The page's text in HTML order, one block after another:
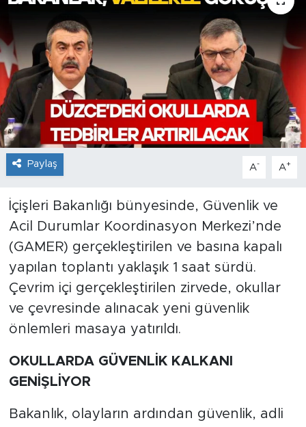
Paylaş A- A+
İçişleri Bakanlığı bünyesinde, Güvenlik ve
Acil Durumlar Koordinasyon Merkezi’nde
(GAMER) gerçekleştirilen ve basına kapalı
yapılan toplantı yaklaşık 1 saat sürdü.
Çevrim içi gerçekleştirilen zirvede, okullar
ve çevresinde alınacak yeni güvenlik
önlemleri masaya yatırıldı.
OKULLARDA GÜVENLİK KALKANI
GENİŞLİYOR
Bakanlık, olayların ardından güvenlik, adli